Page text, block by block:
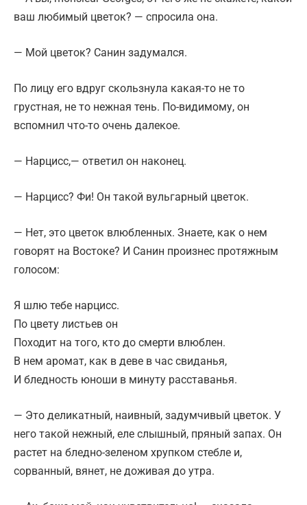
ваш любимый цветок? — спросила она.
— Мой цветок? Санин задумался.
По лицу его вдруг скользнула какая-то не то
грустная, не то нежная тень. По-видимому, он
вспомнил что-то очень далекое.
— Нарцисс,— ответил он наконец.
— Нарцисс? Фи! Он такой вульгарный цветок.
— Нет, это цветок влюбленных. Знаете, как о нем
говорят на Востоке? И Санин произнес протяжным
голосом:
Я шлю тебе нарцисс.
По цвету листьев он
Походит на того, кто до смерти влюблен.
В нем аромат, как в деве в час свиданья,
И бледность юноши в минуту расставанья.
— Это деликатный, наивный, задумчивый цветок. У
него такой нежный, еле слышный, пряный запах. Он
растет на бледно-зеленом хрупком стебле и,
сорванный, вянет, не доживая до утра.